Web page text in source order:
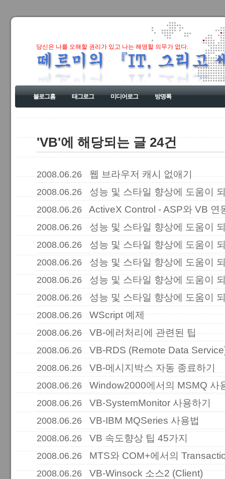
당신은 나를 오해할 권리가 있고 나는 해명할 의무가 없다.
블로그홈 태그로그 미디어로그 방명록
'VB'에 해당되는 글 24건
2008.06.26 웹 브라우저 캐시 없애기
2008.06.26 성능 및 스타일 향상에 도움이
2008.06.26 ActiveX Control - ASP와 VB 연
2008.06.26 성능 및 스타일 향상에 도움이
2008.06.26 성능 및 스타일 향상에 도움이
2008.06.26 성능 및 스타일 향상에 도움이
2008.06.26 성능 및 스타일 향상에 도움이
2008.06.26 성능 및 스타일 향상에 도움이
2008.06.26 WScript 예제
2008.06.26 VB-에러처리에 관련된 팁
2008.06.26 VB-RDS (Remote Data
2008.06.26 VB-메시지박스 자동 종료하기
2008.06.26 Window2000에서의 MSMQ 사
2008.06.26 VB-SystemMonitor 사용하기
2008.06.26 VB-IBM MQSeries 사용법
2008.06.26 VB 속도향상 팁 45가지
2008.06.26 MTS와 COM+에서의
2008.06.26 VB-Winsock 소스2 (Client)